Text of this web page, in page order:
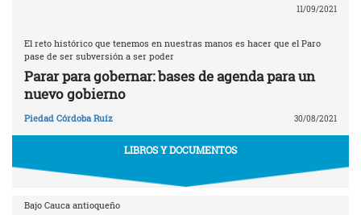
11/09/2021
El reto histórico que tenemos en nuestras manos es hacer que el Paro
pase de ser subversión a ser poder
Parar para gobernar: bases de agenda para un
nuevo gobierno
Piedad Córdoba Ruíz 30/08/2021
LIBROS Y DOCUMENTOS
Bajo Cauca antioqueño